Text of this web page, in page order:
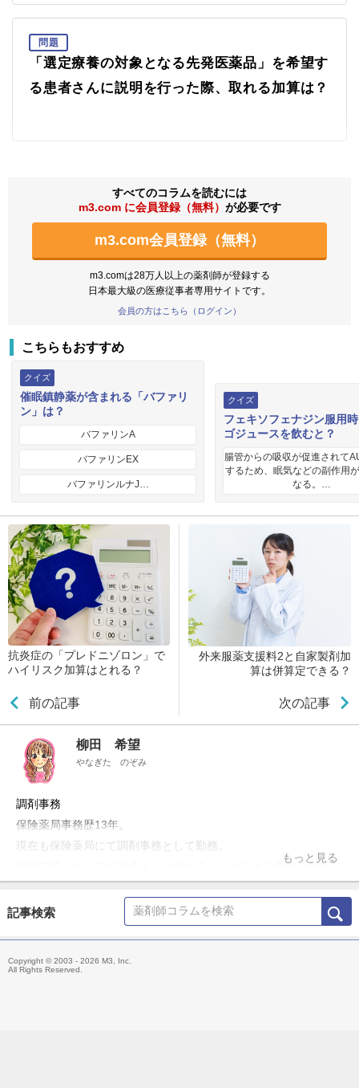
問題
「選定療養の対象となる先発医薬品」を希望す
る患者さんに説明を行った際、取れる加算は？
すべてのコラムを読むには
m3.com に会員登録（無料） が必要です
m3.com会員登録（無料）
m3.comは28万人以上の薬剤師が登録する
日本最大級の医療従事者専用サイトです。
会員の方はこちら（ログイン）
こちらもおすすめ
クイズ
催眠鎮静薬が含まれる「バファリ
ン」は？
バファリンA
バファリンEX
バファリンルナJ…
クイズ
フェキソフェナジン服用
ゴジュースを飲むと？
腸管からの吸収が促進されて
するため、眠気などの副作用
なる。…
抗炎症の「プレドニゾロン」で
ハイリスク加算はとれる？
前の記事
外来服薬支援料2と自家製剤加
算は併算定できる？
次の記事
柳田 希望
やなぎた のぞみ
調剤事務
保険薬局事務歴13年。
現在も保険薬局にて調剤事務として勤務。
薬局で唯一すべての患者さんと接することができる受付の仕事
過誤防止対策の管理や新店舗の立ち上げ、後輩の指導にも携わ
る。休憩時間は趣味の読書を満喫する日々。
もっと見る
記事検索
Copyright © 2003 - 2026 M3, Inc.
All Rights Reserved.